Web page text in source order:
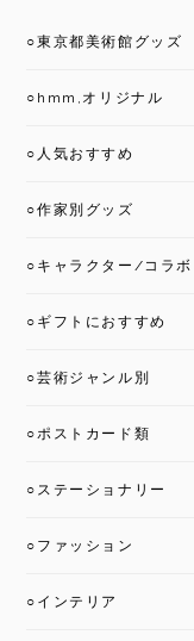
○東京都美術館グッズ
○hmm,オリジナル
○人気おすすめ
○作家別グッズ
○キャラクター/コラボ
○ギフトにおすすめ
○芸術ジャンル別
○ポストカード類
○ステーショナリー
○ファッション
○インテリア